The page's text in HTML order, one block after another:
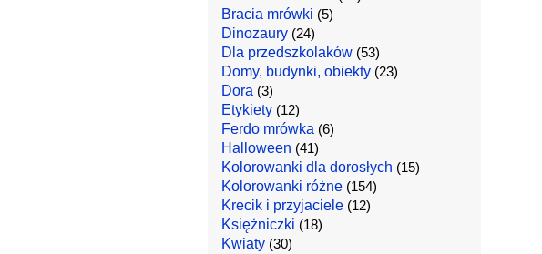
Bracia mrówki (5)
Dinozaury(24)
Dla przedszkolaków(53)
Domy, budynki, obiekty(23)
Dora (3)
Etykiety(12)
Ferdo mrówka (6)
Halloween (41)
Kolorowanki dla dorosłych (15)
Kolorowanki różne(154)
Krecik i przyjaciele(12)
Księżniczki (18)
Kwiaty(30)